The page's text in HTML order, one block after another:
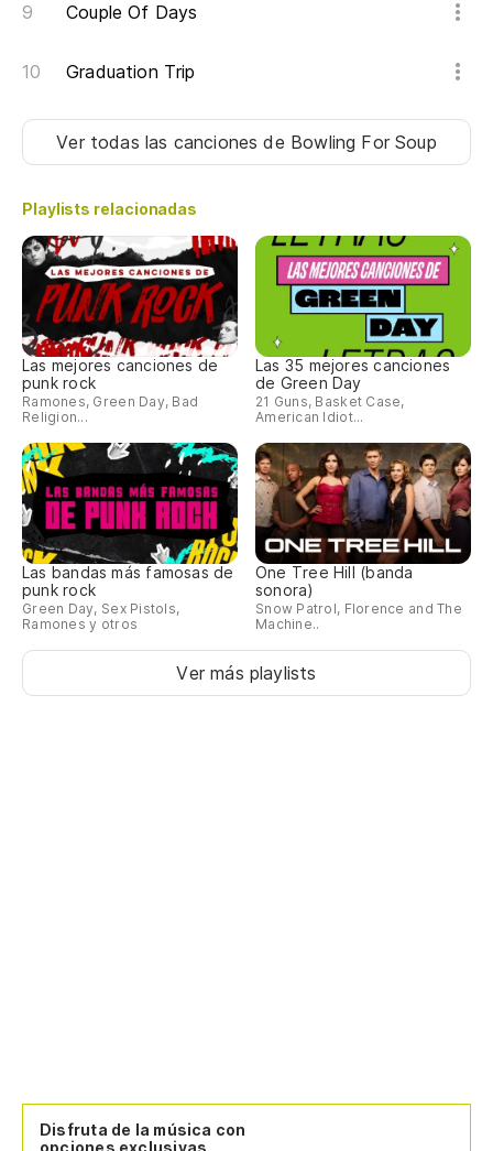
Couple Of Days
Graduation Trip
Ver todas las cancionesde Bowling For Soup
Playlists relacionadas
Las mejores canciones de
punk rock
Ramones, Green Day, Bad
Religion...
Las 35 mejores canciones
de Green Day
21 Guns, Basket Case,
American Idiot...
Las bandas más famosas de
punk rock
Green Day, Sex Pistols,
Ramones y otros
One Tree Hill (banda
sonora)
Snow Patrol, Florence and The
Machine..
Ver más playlists
Disfruta de la música con
opciones exclusivas